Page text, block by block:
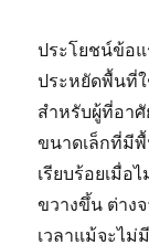
ประโยชน์ข้อ
ประหยัดพื้นที่
สำหรับผู้ที่อา
ขนาดเล็กที่มี
เรียบร้อยเมื่อ
ขวางขึ้น ต่าง
เวลาแม้จะไม่